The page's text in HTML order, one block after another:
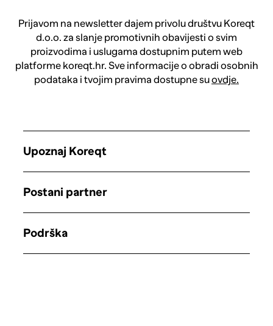
Prijavom na newsletter dajem privolu društvu Koreqt
d.o.o. za slanje promotivnih obavijesti o svim
proizvodima i uslugama dostupnim putem web
platforme koreqt.hr. Sve informacije o obradi osobnih
podataka i tvojim pravima dostupne suovdje.
Upoznaj Koreqt
Postani partner
Podrška